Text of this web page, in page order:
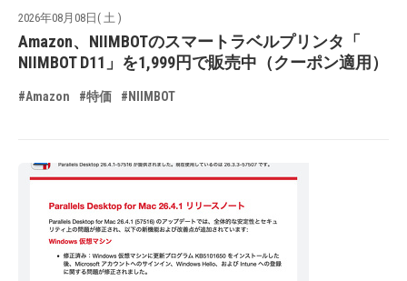
2026年08月08日( 土 )
Amazon、NIIMBOTのスマートラベルプリンタ「
NIIMBOT D11」を1,999円で販売中（クーポン適用）
#Amazon #特価 #NIIMBOT